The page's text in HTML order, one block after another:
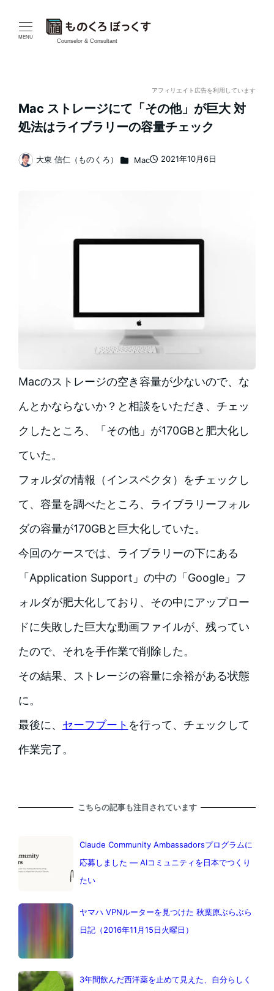
MENU
Counselor & Consultant
アフィリエイト広告を利用しています
Mac ストレージにて「その他」が巨大 対
処法はライブラリーの容量チェック
2021年10月6日
著
大東 信仁（ものくろ） カテゴリー
Mac
Macのストレージの空き容量が少ないので、な
んとかならないか？と相談をいただき、チェッ
クしたところ、「その他」が170GBと肥大化し
ていた。
フォルダの情報（インスペクタ）をチェックし
て、容量を調べたところ、ライブラリーフォル
ダの容量が170GBと巨大化していた。
今回のケースでは、ライブラリーの下にある
「Application Support」の中の「Google」フ
ォルダが肥大化しており、その中にアップロー
ドに失敗した巨大な動画ファイルが、残ってい
たので、それを手作業で削除した。
その結果、ストレージの容量に余裕がある状態
に。
最後に、 セーフブート を行って、チェックして
作業完了。
こちらの記事も注目されています
Claude Community Ambassadorsプログラムに
応募しました — AIコミュニティを日本でつくり
たい
ヤマハ VPNルーターを見つけた 秋葉原ぶらぶら
日記（2016年11月15日火曜日）
3年間飲んだ西洋薬を止めて見えた、自分らしく